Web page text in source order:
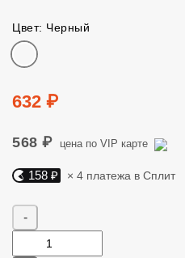
Цвет: Черный
Цвет
Цена
632 ₽
568 ₽ цена по VIP карте
Яндекс Сплит. 158 руб, 4
158 ₽ × 4 платежа в Сплит